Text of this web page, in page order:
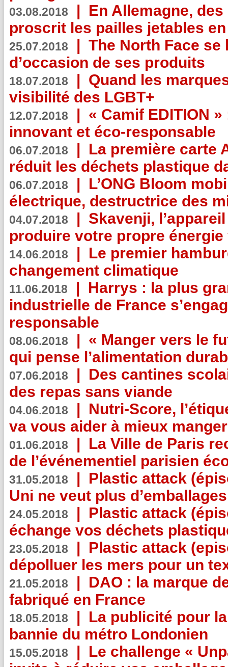
03.08.2018 | En Allemagne,
proscrit les pailles jetables
25.07.2018 | The North Face se
d’occasion de ses produits
18.07.2018 | Quand les
visibilité des LGBT+
12.07.2018 | « Camif EDITION
innovant et éco-responsable
06.07.2018 | La première carte
réduit les déchets plastique
06.07.2018 | L’ONG Bloom
électrique, destructrice des
04.07.2018 | Skavenji,
produire votre propre
14.06.2018 | Le premier
changement climatique
11.06.2018 | Harrys : la plus
industrielle de France
responsable
08.06.2018 | « Manger vers le
qui pense l’alimentation
07.06.2018 | Des cantines
des repas sans viande
04.06.2018 | Nutri-Score,
va vous aider à mieux
01.06.2018 | La Ville de Paris
de l’événementiel parisien
31.05.2018 | Plastic attack
Uni ne veut plus
24.05.2018 | Plastic attack
échange vos déchets
23.05.2018 | Plastic attack
dépolluer les mers pour un
21.05.2018 | DAO : la marque
fabriqué en France
18.05.2018 | La publicité pour
bannie du métro Londonien
15.05.2018 | Le challenge «